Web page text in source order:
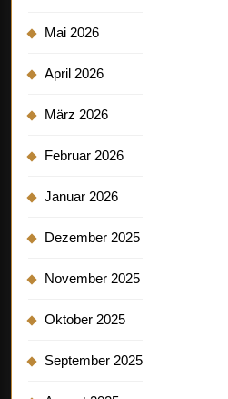
Mai 2026
April 2026
März 2026
Februar 2026
Januar 2026
Dezember 2025
November 2025
Oktober 2025
September 2025